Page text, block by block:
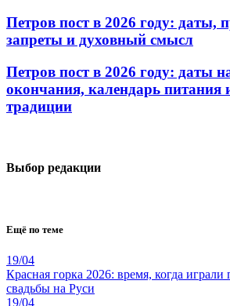
Петров пост в 2026 году: даты,
запреты и духовный смысл
Петров пост в 2026 году: даты
окончания, календарь питания
традиции
Выбор редакции
Ещё по теме
19/04
Красная горка 2026: время, когда играли
свадьбы на Руси
19/04